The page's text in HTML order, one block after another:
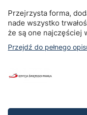
Przejrzysta forma,
nade wszystko
że są one najczęściej
Przejdź do pełnego